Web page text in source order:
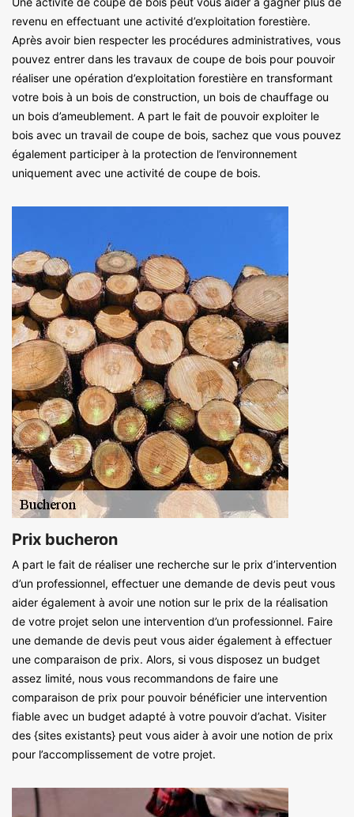
revenu en effectuant une activité d’exploitation forestière.
Après avoir bien respecter les procédures administratives, vous
pouvez entrer dans les travaux de coupe de bois pour pouvoir
réaliser une opération d’exploitation forestière en transformant
votre bois à un bois de construction, un bois de chauffage ou
un bois d’ameublement. A part le fait de pouvoir exploiter le
bois avec un travail de coupe de bois, sachez que vous pouvez
également participer à la protection de l’environnement
uniquement avec une activité de coupe de bois.
Prix bucheron
A part le fait de réaliser une recherche sur le prix d’intervention
d’un professionnel, effectuer une demande de devis peut vous
aider également à avoir une notion sur le prix de la réalisation
de votre projet selon une intervention d’un professionnel. Faire
une demande de devis peut vous aider également à effectuer
une comparaison de prix. Alors, si vous disposez un budget
assez limité, nous vous recommandons de faire une
comparaison de prix pour pouvoir bénéficier une intervention
fiable avec un budget adapté à votre pouvoir d’achat. Visiter
des {sites existants} peut vous aider à avoir une notion de prix
pour l’accomplissement de votre projet.